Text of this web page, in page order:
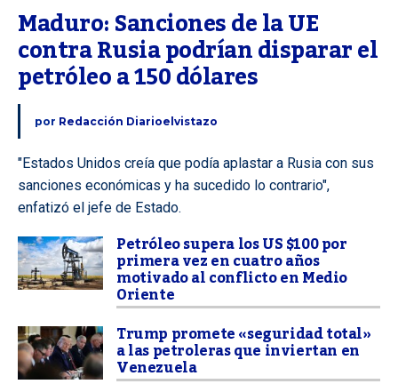
Maduro: Sanciones de la UE
contra Rusia podrían disparar el
petróleo a 150 dólares
por Redacción Diarioelvistazo
"Estados Unidos creía que podía aplastar a Rusia con sus
sanciones económicas y ha sucedido lo contrario",
enfatizó el jefe de Estado.
Petróleo supera los US $100 por
primera vez en cuatro años
motivado al conflicto en Medio
Oriente
Trump promete «seguridad total»
a las petroleras que inviertan en
Venezuela